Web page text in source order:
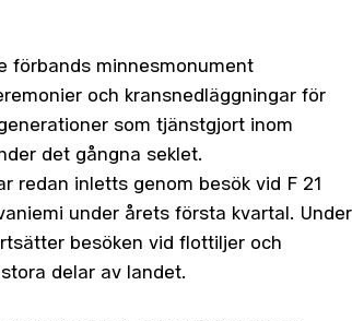
förbands minnesmonument
och kransnedläggningar för
som tjänstgjort inom
det gångna seklet.
redan inletts genom besök vid F 21
under årets första kvartal. Under
besöken vid flottiljer och
delar av landet.